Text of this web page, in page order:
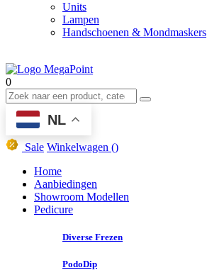
Units
Lampen
Handschoenen & Mondmaskers
0
NL
Sale Winkelwagen ()
Home
Aanbiedingen
Showroom Modellen
Pedicure
Diverse Frezen
PodoDip